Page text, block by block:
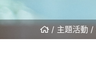
主題活動